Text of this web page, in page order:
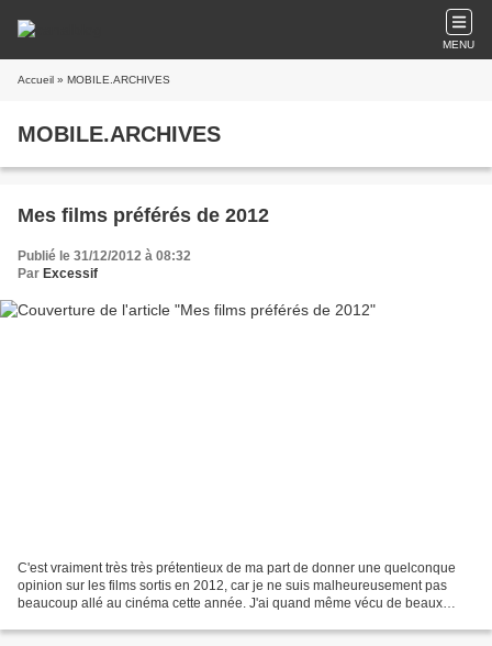
MENU
Accueil » MOBILE.ARCHIVES
MOBILE.ARCHIVES
Mes films préférés de 2012
Publié le 31/12/2012 à 08:32
Par Excessif
C'est vraiment très très prétentieux de ma part de donner une quelconque
opinion sur les films sortis en 2012, car je ne suis malheureusement pas
beaucoup allé au cinéma cette année. J'ai quand même vécu de beaux